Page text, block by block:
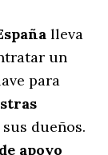
lleva
un
para
dueños.
apoyo